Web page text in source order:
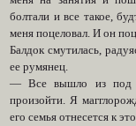
болтали и все такое,
меня поцеловал. И он
Балдок смутилась,
ее румянец.
— Все вышло из под
произойти. Я
его семья отнесется к